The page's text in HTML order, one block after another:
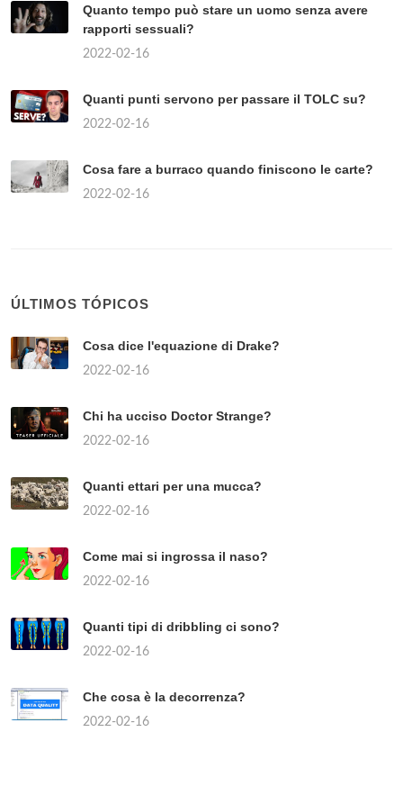
Quanto tempo può stare un uomo senza avere
rapporti sessuali?
2022-02-16
Quanti punti servono per passare il TOLC su?
2022-02-16
Cosa fare a burraco quando finiscono le carte?
2022-02-16
ÚLTIMOS TÓPICOS
Cosa dice l'equazione di Drake?
2022-02-16
Chi ha ucciso Doctor Strange?
2022-02-16
Quanti ettari per una mucca?
2022-02-16
Come mai si ingrossa il naso?
2022-02-16
Quanti tipi di dribbling ci sono?
2022-02-16
Che cosa è la decorrenza?
2022-02-16